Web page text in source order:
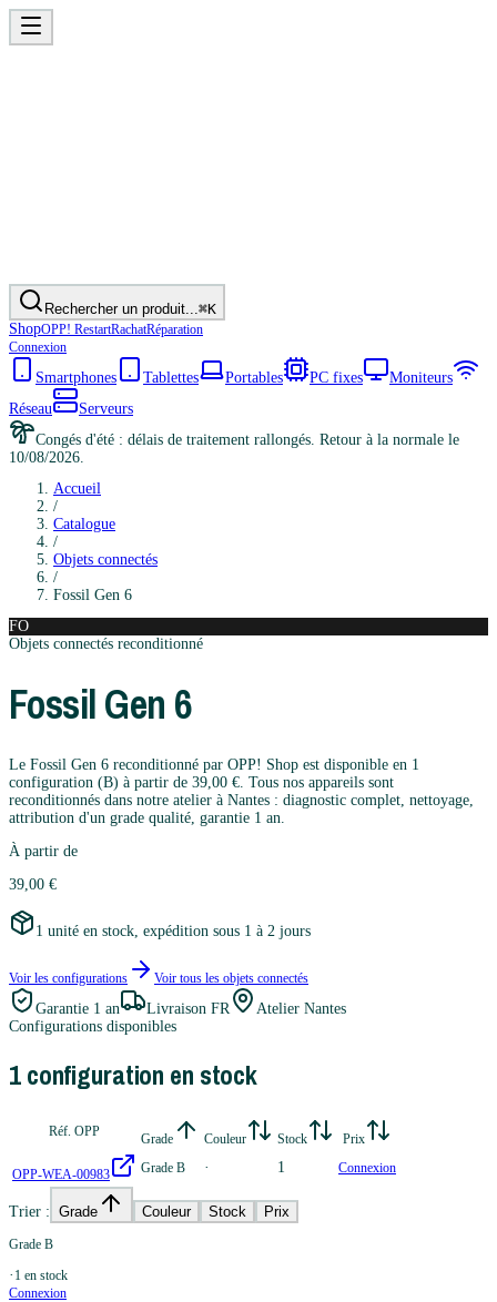
Rechercher un produit...⌘K
ShopOPP! RestartRachatRéparation
Connexion
Smartphones Tablettes Portables PC fixes
Moniteurs
Réseau
Serveurs
Congés d'été : délais de traitement rallongés. Retour à la normale le
10/08/2026.
Accueil
/
Catalogue
/
Objets connectés
/
Fossil Gen 6
FO
Objets connectés reconditionné
FossilGen 6
Le Fossil Gen 6 reconditionné par OPP! Shop est disponible en 1
configuration (B) à partir de 39,00 €. Tous nos appareils sont
reconditionnés dans notre atelier à Nantes : diagnostic complet, nettoyage,
attribution d'un grade qualité, garantie 1 an.
À partir de
39,00 €
1 unité en stock, expédition sous 1 à 2 jours
Voir les configurations Voir tous les objets connectés
Garantie 1 an Livraison FR
Atelier Nantes
Configurations disponibles
1configuration en stock
Réf. OPP Grade Couleur Stock Prix
OPP-WEA-00983 Grade B · 1 Connexion
Trier : Grade Couleur Stock Prix
Grade B
· 1 en stock
Connexion